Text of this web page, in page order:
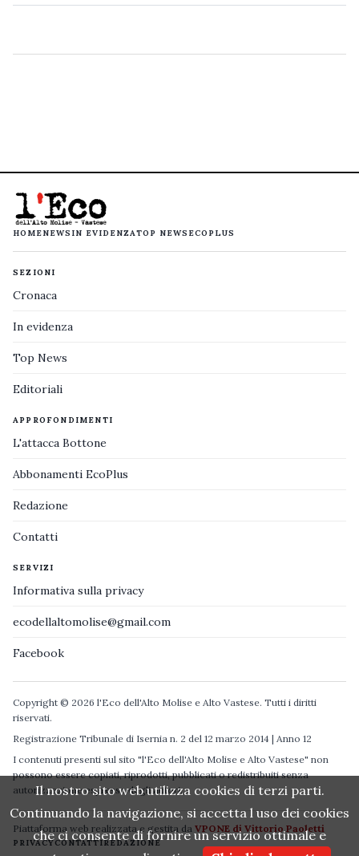
HOMENEWS IN EVIDENZATOP NEWS ECOPLUS
SEZIONI
Cronaca
In evidenza
Top News
Editoriali
APPROFONDIMENTI
L'attacca Bottone
Abbonamenti EcoPlus
Redazione
Contatti
SERVIZI
Informativa sulla privacy
ecodellaltomolise@gmail.com
Facebook
Copyright © 2026 l'Eco dell'Alto Molise e Alto Vastese. Tutti i diritti
riservati.
Registrazione Tribunale di Isernia n. 2 del 12 marzo 2014 | Anno 12
I contenuti presenti sul sito "l'Eco dell'Alto Molise e Alto Vastese" non
possono essere copiati, riprodotti, pubblicati o redistribuiti senza
autorizzazione espressa degli autori.
Piattaforma web realizzata e gestita da VPONE di Vittorio Paoletti
PRIVACYCONTATTIREDAZIONE
Il nostro sito web utilizza cookies di terzi parti.
Continuando la navigazione, si accetta l uso dei cookies
che ci consente di fornire un servizio ottimale e